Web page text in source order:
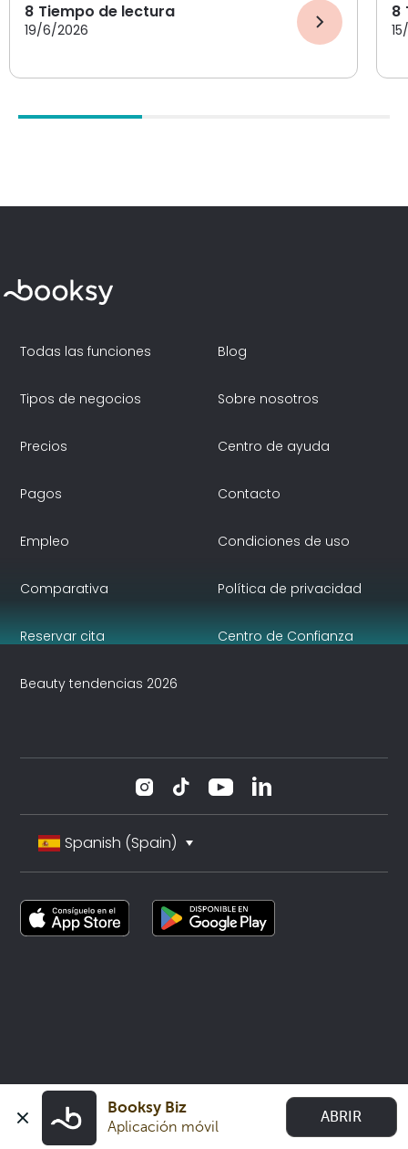
Booksy Biz
Aplicación móvil
ABRIR
8 Tiempo de lectura
19/6/2026
8
Todas las funciones
Tipos de negocios
Precios
Pagos
Blog
Sobre nosotros
Centro de ayuda
Contacto
Empleo
Comparativa
Reservar cita
Beauty tendencias 2026
Condiciones de uso
Política de privacidad
Centro de Confianza
Spanish (Spain)